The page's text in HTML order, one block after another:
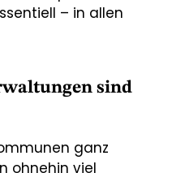
– in allen
sind
ganz
ohnehin viel